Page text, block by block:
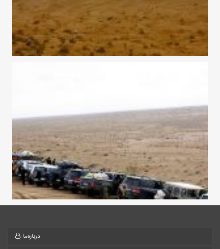
درباره‌ما